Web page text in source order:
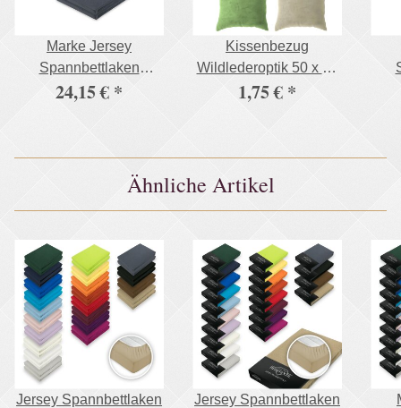
Marke Jersey
Spannbettlaken
Doppelpack 200 x 220
24,15 € *
Kissenbezug
Wildlederoptik 50 x 50
cm Champagner
1,75 € *
Ähnliche Artikel
Jersey Spannbettlaken
Jersey Spannbettlaken